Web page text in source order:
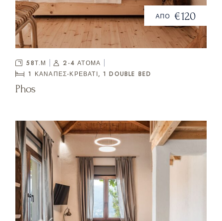
ΑΠΟ €120
58Τ.Μ
2-4 ΑΤΟΜΑ
1 ΚΑΝΑΠΈΣ-ΚΡΕΒΆΤΙ, 1 DOUBLE BED
Phos